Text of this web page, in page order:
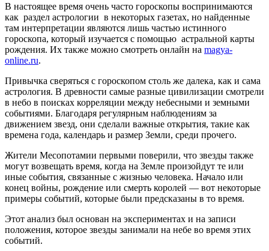
В настоящее время очень часто гороскопы воспринимаются
как раздел астрологии в некоторых газетах, но найденные
там интерпретации являются лишь частью истинного
гороскопа, который изучается с помощью астральной карты
рождения. Их также можно смотреть онлайн на magya-
online.ru.
Привычка сверяться с гороскопом столь же далека, как и сама
астрология. В древности самые разные цивилизации смотрели
в небо в поисках корреляции между небесными и земными
событиями. Благодаря регулярным наблюдениям за
движением звезд, они сделали важные открытия, такие как
времена года, календарь и размер Земли, среди прочего.
Жители Месопотамии первыми поверили, что звезды также
могут возвещать время, когда на Земле произойдут те или
иные события, связанные с жизнью человека. Начало или
конец войны, рождение или смерть королей — вот некоторые
примеры событий, которые были предсказаны в то время.
Этот анализ был основан на экспериментах и на записи
положения, которое звезды занимали на небе во время этих
событий.